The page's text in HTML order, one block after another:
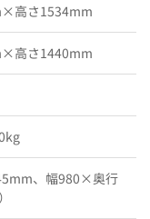
高さ1534mm
高さ1440mm
、幅980×奥行